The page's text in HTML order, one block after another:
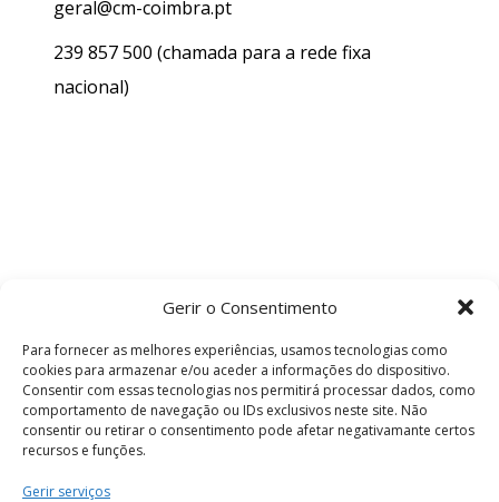
Gerir o Consentimento
Para fornecer as melhores experiências, usamos tecnologias como
cookies para armazenar e/ou aceder a informações do dispositivo.
Consentir com essas tecnologias nos permitirá processar dados, como
comportamento de navegação ou IDs exclusivos neste site. Não
consentir ou retirar o consentimento pode afetar negativamante certos
recursos e funções.
Gerir serviços
geral@cm-coimbra.pt
239 857 500 (chamada para a rede fixa
nacional)
Termos e Condições